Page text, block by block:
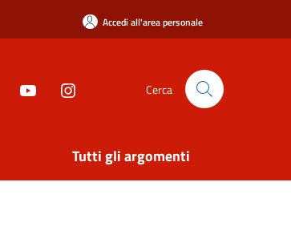
Accedi all'area personale
Cerca
Tutti gli argomenti